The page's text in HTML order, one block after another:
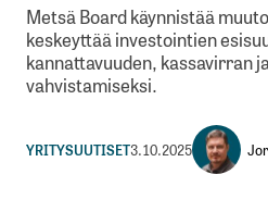
Metsä Board käynnistää
keskeyttää investointien
kannattavuuden, kassavirran
vahvistamiseksi.
YRITYSUUTISET3.10.2025